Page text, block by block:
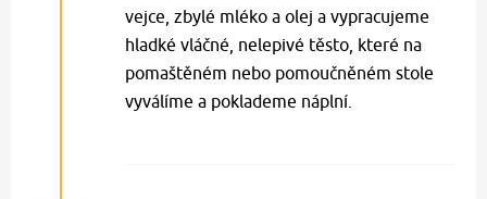
vejce, zbylé mléko a olej a vypracujeme
hladké vláčné, nelepivé těsto, které na
pomaštěném nebo pomoučněném stole
vyválíme a poklademe náplní.